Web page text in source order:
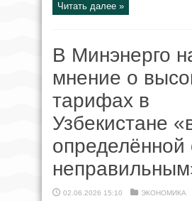
Читать далее »
В Минэнерго
мнение о
тарифах в
Узбекистане
определённой
02.06.2026 15:10 ЭКОНОМИКА